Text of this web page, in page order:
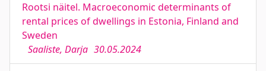
Rootsi näitel. Macroeconomic determinants of
rental prices of dwellings in Estonia, Finland and
Sweden
Saaliste, Darja 30.05.2024